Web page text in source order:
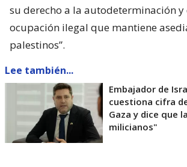
su derecho a la autodeterminación y
ocupación ilegal que mantiene
palestinos”.
Lee también...
Embajador de
cuestiona cifra
Gaza y dice que
milicianos"